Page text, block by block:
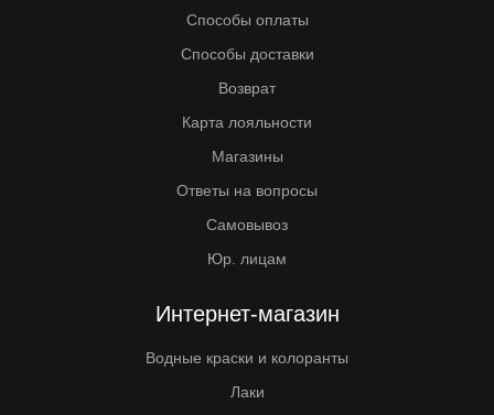
Способы оплаты
Способы доставки
Возврат
Карта лояльности
Магазины
Ответы на вопросы
Самовывоз
Юр. лицам
Интернет-магазин
Водные краски и колоранты
Лаки